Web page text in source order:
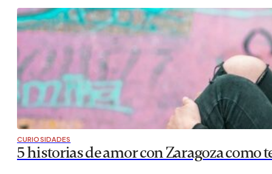
CURIOSIDADES
5 historias de amor con Zaragoza como